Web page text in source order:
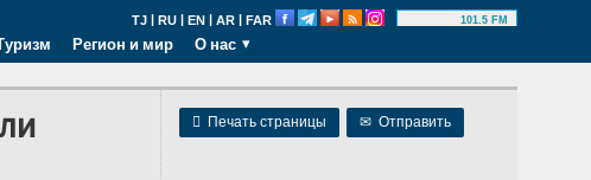
TJ | RU | EN | AR | FAR 101.5 FM
Регион и мир О нас
 Печать страницы ✉ Отправить